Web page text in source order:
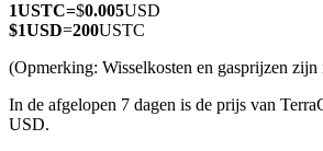
1USTC=$0.005USD
$1USD=200USTC
(Opmerking: Wisselkosten en gasprijzen zijn
In de afgelopen 7 dagen is de prijs van
USD.